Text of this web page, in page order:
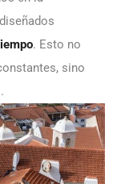
. Esto no
sino